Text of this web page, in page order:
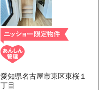
愛知県名古屋市東区東桜１
丁目